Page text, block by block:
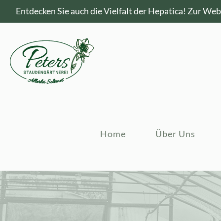
Entdecken Sie auch die Vielfalt der Hepatica! Zur
Home Über Uns